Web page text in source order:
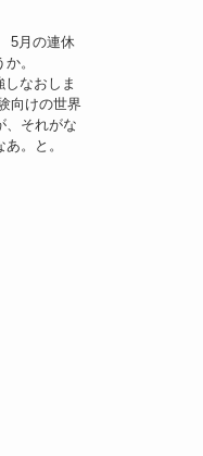
5月の連休
。
なおしま
向けの世界
、それがな
。と。